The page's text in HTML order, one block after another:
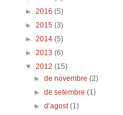
► 2016 (5)
► 2015 (3)
► 2014 (5)
► 2013 (6)
▼ 2012 (15)
►de novembre(2)
►de setembre(1)
►d’agost(1)